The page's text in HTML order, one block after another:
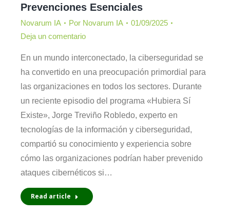
Prevenciones Esenciales
Novarum IA Por Novarum IA
01/09/2025
Deja un comentario
En un mundo interconectado, la ciberseguridad se
ha convertido en una preocupación primordial para
las organizaciones en todos los sectores. Durante
un reciente episodio del programa «Hubiera Sí
Existe», Jorge Treviño Robledo, experto en
tecnologías de la información y ciberseguridad,
compartió su conocimiento y experiencia sobre
cómo las organizaciones podrían haber prevenido
ataques cibernéticos si…
Read article